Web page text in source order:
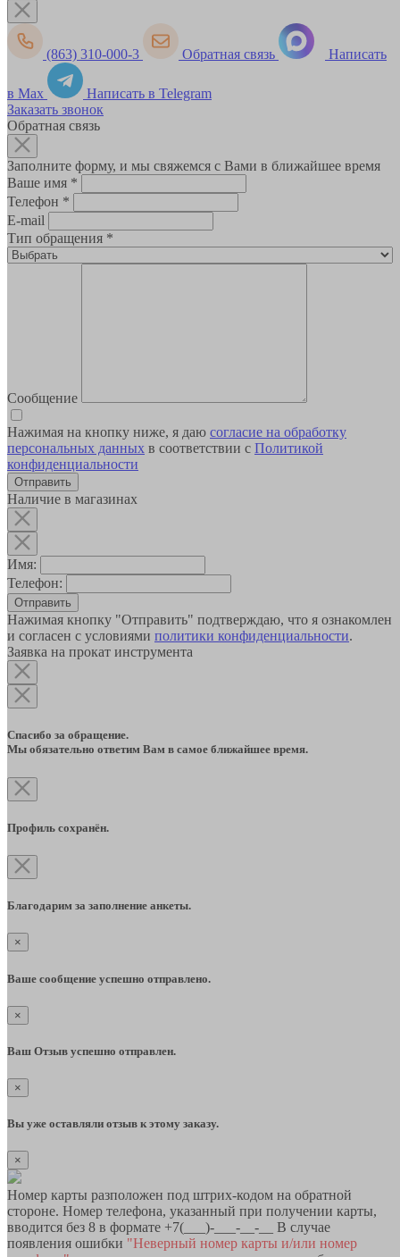
(863) 310-000-3 Обратная связь Написать
в Max
Написать в Telegram
Заказать звонок
Обратная связь
Заполните форму, и мы свяжемся с Вами в ближайшее время
Ваше имя *
Телефон *
E-mail
Тип обращения *
Сообщение
Нажимая на кнопку ниже, я даю согласие на обработку
персональных данных в соответствии с Политикой
конфиденциальности
Наличие в магазинах
Имя:
Телефон:
Отправить
Нажимая кнопку "Отправить" подтверждаю, что я ознакомлен
и согласен с условиями политики конфиденциальности.
Заявка на прокат инструмента
Спасибо за обращение.
Мы обязательно ответим Вам в самое ближайшее время.
Профиль сохранён.
Благодарим за заполнение анкеты.
×
Ваше сообщение успешно отправлено.
×
Ваш Отзыв успешно отправлен.
×
Вы уже оставляли отзыв к этому заказу.
×
Номер карты разположен под штрих-кодом на обратной
стороне. Номер телефона, указанный при получении карты,
вводится без 8 в формате +7(___)-___-__-__ В случае
появления ошибки "Неверный номер карты и/или номер